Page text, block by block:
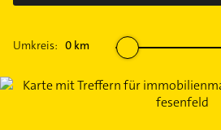
Umkreis: 0 km